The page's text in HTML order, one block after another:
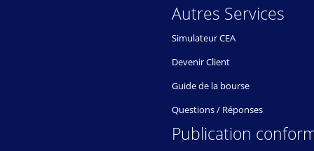
Autres Services
Simulateur CEA
Devenir Client
Guide de la bourse
Questions / Réponses
Publication